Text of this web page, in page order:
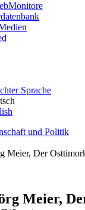
Sprache
und Politik
Meier, Der
Meier,